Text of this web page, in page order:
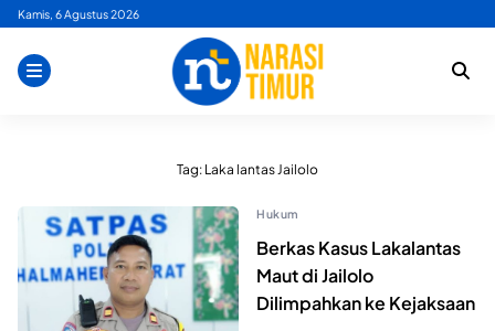
Skip
content
Kamis, 6 Agustus 2026
Tag: Laka lantas Jailolo
Hukum
Berkas Kasus Lakalantas
Maut di Jailolo
Dilimpahkan ke Kejaksaan